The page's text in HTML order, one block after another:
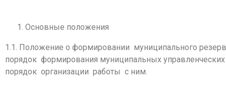
Основные положения
1.1. Положение о формировании муниципального
порядок формирования муниципальных
порядок организации работы с ним.